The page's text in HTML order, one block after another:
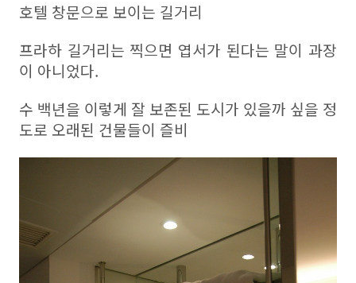
호텔 창문으로 보이는 길거리
프라하 길거리는 찍으면 엽서가 된다는 말이 과장
이 아니었다.
수 백년을 이렇게 잘 보존된 도시가 있을까 싶을 정
도로 오래된 건물들이 즐비